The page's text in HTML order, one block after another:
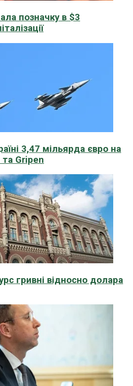
позначку в $3
3,47 мільярда євро на
Gripen
гривні відносно долара